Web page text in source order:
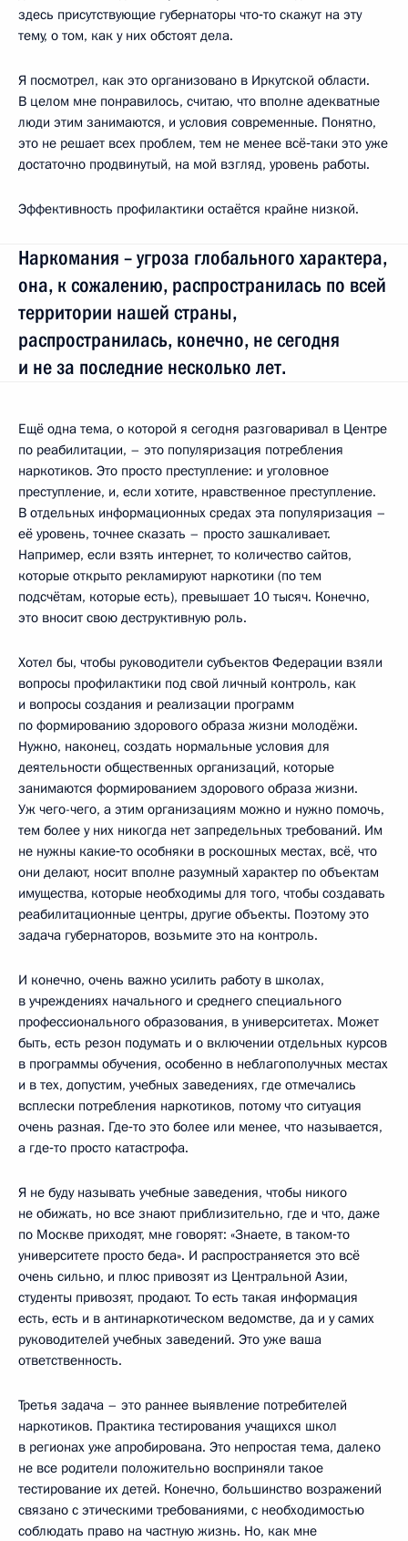
здесь присутствующие губернаторы что‑то скажут на эту
тему, о том, как у них обстоят дела.
Я посмотрел, как это организовано в Иркутской области.
В целом мне понравилось, считаю, что вполне адекватные
люди этим занимаются, и условия современные. Понятно,
это не решает всех проблем, тем не менее всё‑таки это уже
достаточно продвинутый, на мой взгляд, уровень работы.
Эффективность профилактики остаётся крайне низкой.
Наркомания – угроза глобального характера,
она, к сожалению, распространилась по всей
территории нашей страны,
распространилась, конечно, не сегодня
и не за последние несколько лет.
Ещё одна тема, о которой я сегодня разговаривал в Центре
по реабилитации, – это популяризация потребления
наркотиков. Это просто преступление: и уголовное
преступление, и, если хотите, нравственное преступление.
В отдельных информационных средах эта популяризация –
её уровень, точнее сказать – просто зашкаливает.
Например, если взять интернет, то количество сайтов,
которые открыто рекламируют наркотики (по тем
подсчётам, которые есть), превышает 10 тысяч. Конечно,
это вносит свою деструктивную роль.
Хотел бы, чтобы руководители субъектов Федерации взяли
вопросы профилактики под свой личный контроль, как
и вопросы создания и реализации программ
по формированию здорового образа жизни молодёжи.
Нужно, наконец, создать нормальные условия для
деятельности общественных организаций, которые
занимаются формированием здорового образа жизни.
Уж чего-чего, а этим организациям можно и нужно помочь,
тем более у них никогда нет запредельных требований. Им
не нужны какие‑то особняки в роскошных местах, всё, что
они делают, носит вполне разумный характер по объектам
имущества, которые необходимы для того, чтобы создавать
реабилитационные центры, другие объекты. Поэтому это
задача губернаторов, возьмите это на контроль.
И конечно, очень важно усилить работу в школах,
в учреждениях начального и среднего специального
профессионального образования, в университетах. Может
быть, есть резон подумать и о включении отдельных курсов
в программы обучения, особенно в неблагополучных местах
и в тех, допустим, учебных заведениях, где отмечались
всплески потребления наркотиков, потому что ситуация
очень разная. Где‑то это более или менее, что называется,
а где‑то просто катастрофа.
Я не буду называть учебные заведения, чтобы никого
не обижать, но все знают приблизительно, где и что, даже
по Москве приходят, мне говорят: «Знаете, в таком‑то
университете просто беда». И распространяется это всё
очень сильно, и плюс привозят из Центральной Азии,
студенты привозят, продают. То есть такая информация
есть, есть и в антинаркотическом ведомстве, да и у самих
руководителей учебных заведений. Это уже ваша
ответственность.
Третья задача – это раннее выявление потребителей
наркотиков. Практика тестирования учащихся школ
в регионах уже апробирована. Это непростая тема, далеко
не все родители положительно восприняли такое
тестирование их детей. Конечно, большинство возражений
связано с этическими требованиями, с необходимостью
соблюдать право на частную жизнь. Но, как мне